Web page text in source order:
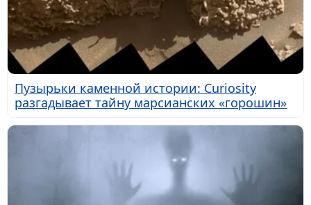
Пузырьки каменной истории: Curiosity
разгадывает тайну марсианских «горошин»